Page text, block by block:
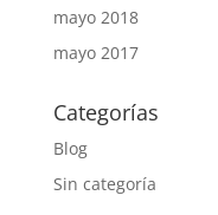
mayo 2018
mayo 2017
Categorías
Blog
Sin categoría